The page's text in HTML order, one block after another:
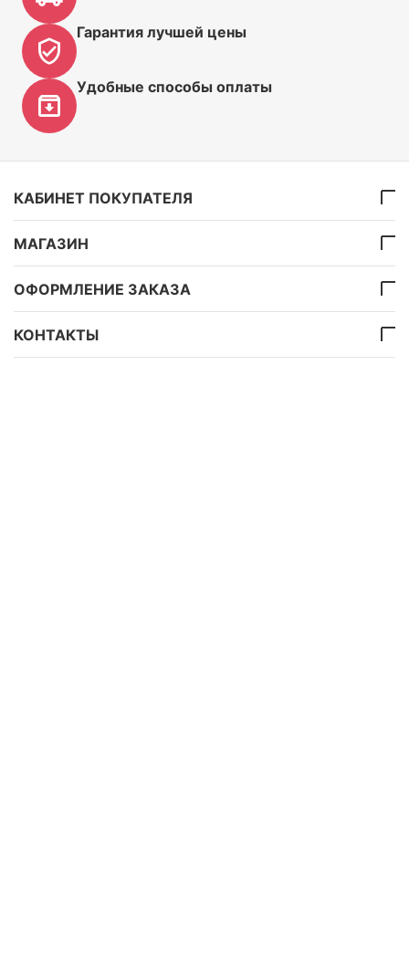
Гарантия лучшей цены
Удобные способы оплаты
КАБИНЕТ ПОКУПАТЕЛЯ
МАГАЗИН
ОФОРМЛЕНИЕ ЗАКАЗА
КОНТАКТЫ